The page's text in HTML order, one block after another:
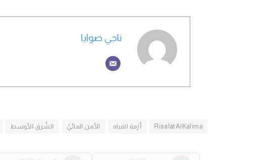
ناجي صوايا
RisalatAlKalima أزمة المياه الأمن المائيّ الشّرق الأوسط